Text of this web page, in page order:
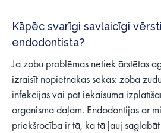
Kāpēc svarīgi savlaicīgi
endodontista?
Ja zobu problēmas netiek ārstētas
izraisīt nopietnākas sekas: zoba
infekcijas vai pat iekaisuma
organisma daļām. Endodontijas ar
priekšrocība ir tā, ka tā ļauj